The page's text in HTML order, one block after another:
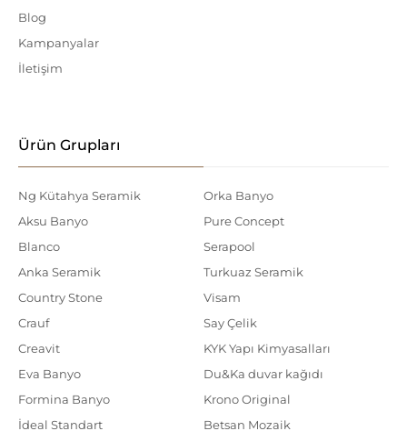
Blog
Kampanyalar
İletişim
Ürün Grupları
Ng Kütahya Seramik
Aksu Banyo
Blanco
Anka Seramik
Country Stone
Crauf
Creavit
Eva Banyo
Formina Banyo
İdeal Standart
Orka Banyo
Pure Concept
Serapool
Turkuaz Seramik
Visam
Say Çelik
KYK Yapı Kimyasalları
Du&Ka duvar kağıdı
Krono Original
Betsan Mozaik